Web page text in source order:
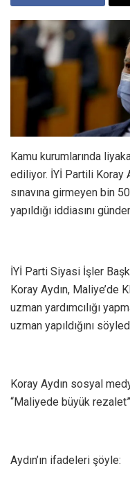
Kamu kurumlarında
ediliyor. İYİ Partili Koray
sınavına girmeyen bin
yapıldığı iddiasını
İYİ Parti Siyasi İşler
Koray Aydın, Maliye’de
uzman yardımcılığı
uzman yapıldığını
Koray Aydın sosyal
“Maliyede büyük
Aydın’ın ifadeleri şöyle: